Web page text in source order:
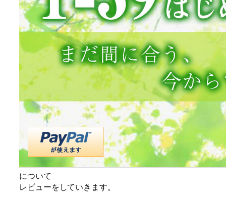
について
レビューをしていきます。